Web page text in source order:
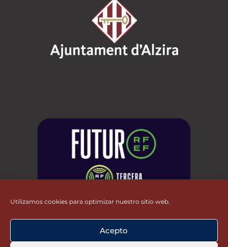
Utilizamos cookies para optimizar nuestro sitio web.
Acepto